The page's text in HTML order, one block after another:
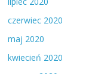
czerwiec 2020
maj 2020
kwiecień 2020